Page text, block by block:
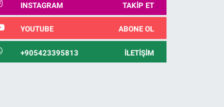
INSTAGRAM TAKIP ET
YOUTUBE ABONE OL
+905423395813 İLETIŞIM